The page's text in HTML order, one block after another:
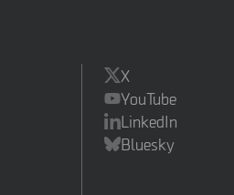
X
YouTube
LinkedIn
Bluesky